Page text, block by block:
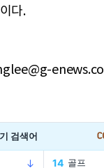
다.